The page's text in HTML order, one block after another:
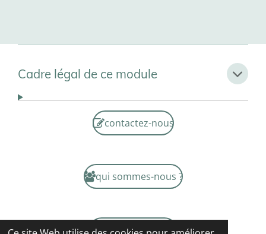
Cadre légal de ce module
contactez-nous
qui sommes-nous ?
mentions légales